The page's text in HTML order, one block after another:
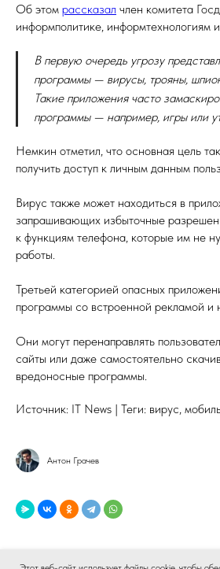
Об этом рассказал член комитета
информполитике, информтехнологиям
В первую очередь угрозу
программы — вирусы, трояны,
Такие приложения часто
программы — например, игры или
Немкин отметил, что основная цель
получить доступ к личным данным
Вирус также может находиться в
запрашивающих избыточные
к функциям телефона, которые им не
работы.
Третьей категорией опасных
программы со встроенной рекламой
Они могут перенаправлять
сайты или даже самостоятельно
вредоносные программы.
Источник: IT News | Теги: вирус,
Антон Грачев